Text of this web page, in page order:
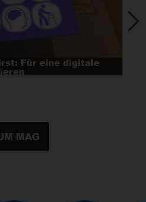
Für eine digitale
MAG